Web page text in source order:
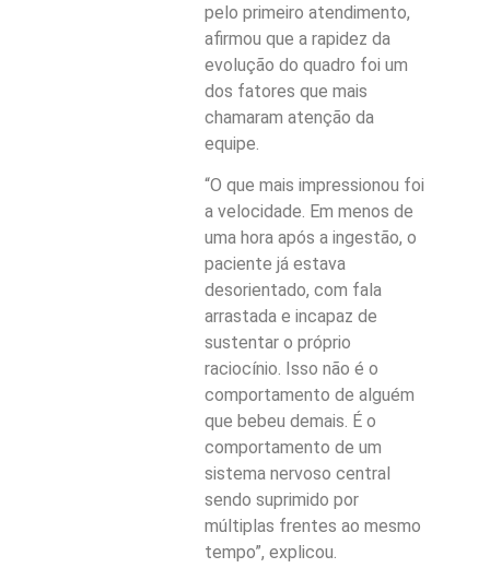
pelo primeiro atendimento,
afirmou que a rapidez da
evolução do quadro foi um
dos fatores que mais
chamaram atenção da
equipe.
“O que mais impressionou foi
a velocidade. Em menos de
uma hora após a ingestão, o
paciente já estava
desorientado, com fala
arrastada e incapaz de
sustentar o próprio
raciocínio. Isso não é o
comportamento de alguém
que bebeu demais. É o
comportamento de um
sistema nervoso central
sendo suprimido por
múltiplas frentes ao mesmo
tempo”, explicou.